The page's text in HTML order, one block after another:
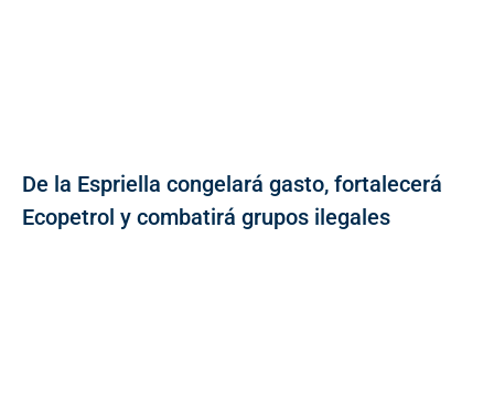
De la Espriella congelará gasto, fortalecerá
Ecopetrol y combatirá grupos ilegales